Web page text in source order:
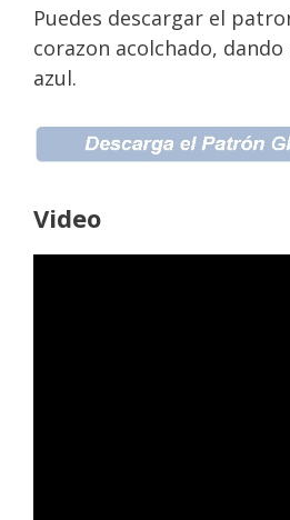
Puedes descargar el
corazon acolchado,
azul.
Video